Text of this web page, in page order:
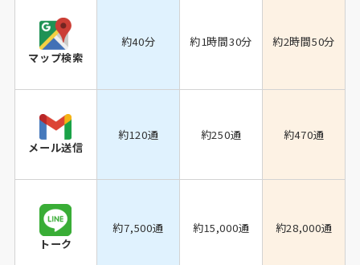
マップ検索
約40分 約1時間30分 約2時間50分
メール送信
約120通 約250通 約470通
トーク
約7,500通 約15,000通 約28,000通